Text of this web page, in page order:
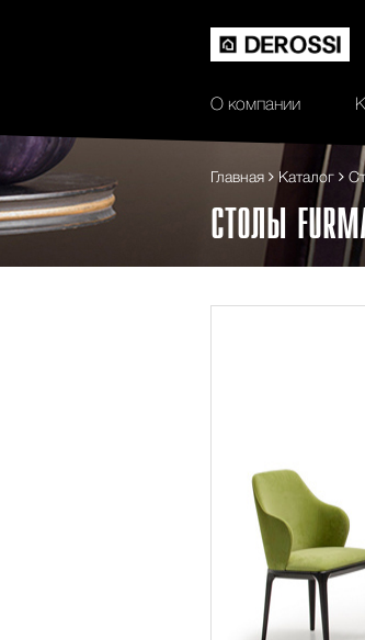
О компании
История
Главная Каталог
СТОЛЫ